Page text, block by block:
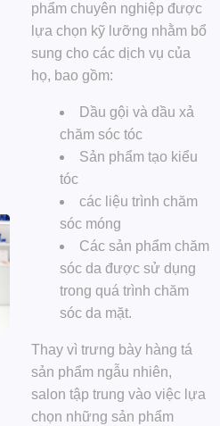
phẩm chuyên nghiệp được
lựa chọn kỹ lưỡng nhằm bổ
sung cho các dịch vụ của
họ, bao gồm:
Dầu gội và dầu xả
chăm sóc tóc
Sản phẩm tạo kiểu
tóc
các liệu trình chăm
sóc móng
Các sản phẩm chăm
sóc da được sử dụng
trong quá trình chăm
sóc da mặt.
Thay vì trưng bày hàng tá
sản phẩm ngẫu nhiên,
salon tập trung vào việc lựa
chọn những sản phẩm